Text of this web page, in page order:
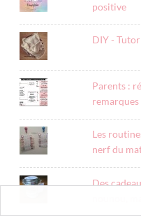
positive
DIY -
Parents :
remarques
Les
nerf du
Des